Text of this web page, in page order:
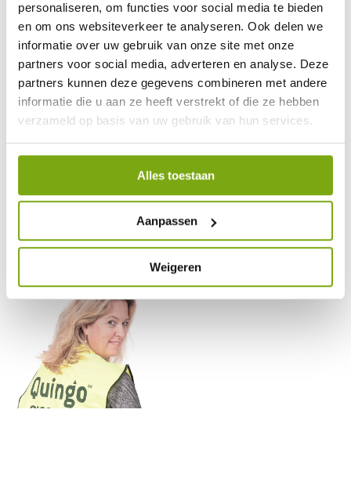
personaliseren, om functies voor social media te bieden
en om ons websiteverkeer te analyseren. Ook delen we
informatie over uw gebruik van onze site met onze
partners voor social media, adverteren en analyse. Deze
partners kunnen deze gegevens combineren met andere
informatie die u aan ze heeft verstrekt of die ze hebben
verzameld op basis van uw gebruik van hun services.
Alles toestaan
Aanpassen
Weigeren
anita